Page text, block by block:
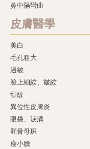
鼻中隔彎曲
皮膚醫學
美白
毛孔粗大
過敏
臉上細紋、皺紋
頸紋
異位性皮膚炎
眼袋、淚溝
顴骨母斑
瘦小臉